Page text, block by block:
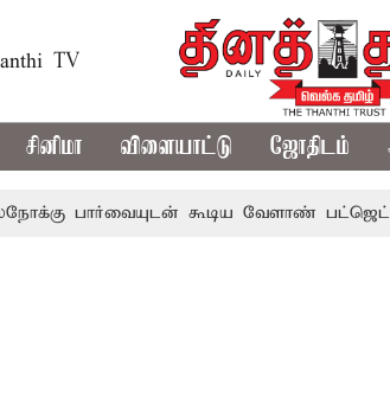
TV
சினிமா விளையாட்டு ஜோதிடம்
கூடிய வேளாண் பட்ஜெட்: முதல்-